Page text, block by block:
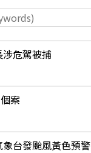
危駕被捕
案
台發颱風黃色預警